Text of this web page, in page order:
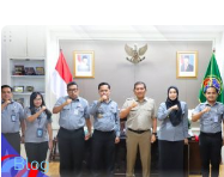
Layanan Pertanahan
Blog